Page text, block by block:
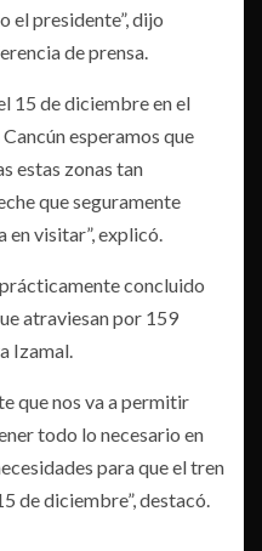
el presidente”, dijo
de prensa.
15 de diciembre en el
esperamos que
estas zonas tan
que seguramente
en visitar”, explicó.
concluido
atraviesan por 159
Izamal.
que nos va a permitir
todo lo necesario en
para que el tren
de diciembre”, destacó.